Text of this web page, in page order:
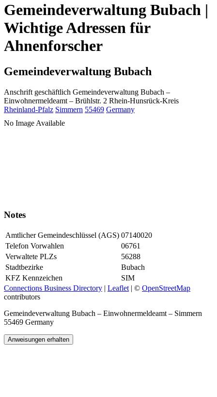
Gemeindeverwaltung Bubach |
Wichtige Adressen für
Ahnenforscher
Gemeindeverwaltung Bubach
Anschrift geschäftlich Gemeindeverwaltung Bubach –
Einwohnermeldeamt – Brühlstr. 2 Rhein-Hunsrück-Kreis
Rheinland-Pfalz Simmern 55469 Germany
No Image Available
Notes
Amtlicher Gemeindeschlüssel (AGS) 07140020
Telefon Vorwahlen
06761
Verwaltete PLZs
56288
Stadtbezirke
Bubach
KFZ Kennzeichen
SIM
Connections Business Directory | Leaflet | © OpenStreetMap
contributors
Gemeindeverwaltung Bubach – Einwohnermeldeamt – Simmern
55469 Germany
Anweisungen erhalten